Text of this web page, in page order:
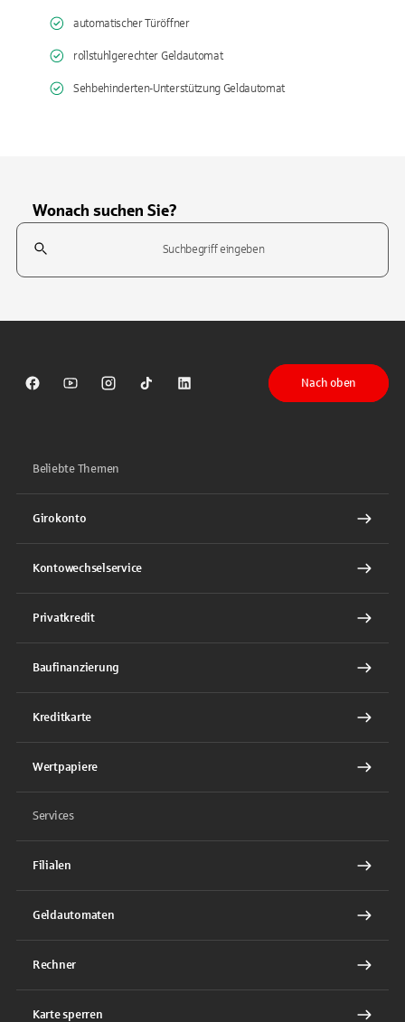
automatischer Türöffner
rollstuhlgerechter Geldautomat
Sehbehinderten-Unterstützung Geldautomat
Wonach suchen Sie?
Suchfeld
Sparkasse auf Facebook
Sparkasse auf Youtube
Sparkasse auf Instagram
Sparkasse auf TikTok
Sparkasse auf LinkedIn
Nach oben
Beliebte Themen
Girokonto
Kontowechselservice
Privatkredit
Baufinanzierung
Kreditkarte
Wertpapiere
Services
Filialen
Geldautomaten
Rechner
Karte sperren